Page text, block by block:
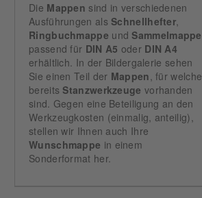
Die Mappen sind in verschiedenen
Ausführungen als Schnellhefter,
Ringbuchmappe und Sammelmappe
passend für DIN A5 oder DIN A4
erhältlich. In der Bildergalerie sehen
Sie einen Teil der Mappen, für welche
bereits Stanzwerkzeuge vorhanden
sind. Gegen eine Beteiligung an den
Werkzeugkosten (einmalig, anteilig),
stellen wir Ihnen auch Ihre
Wunschmappe in einem
Sonderformat her.